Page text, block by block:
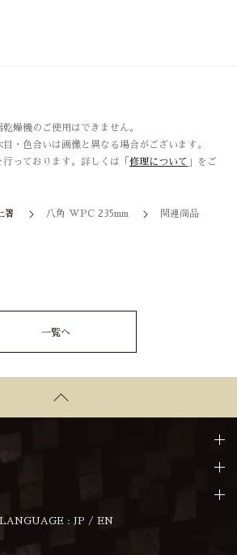
燥機のご使用はできません。
・色合いは画像と異なる場合がございます。
っております。詳しくは「 修理について 」をご
上箸 八角 WPC 235mm 関連商品
一覧へ
LANGUAGE : JP / EN